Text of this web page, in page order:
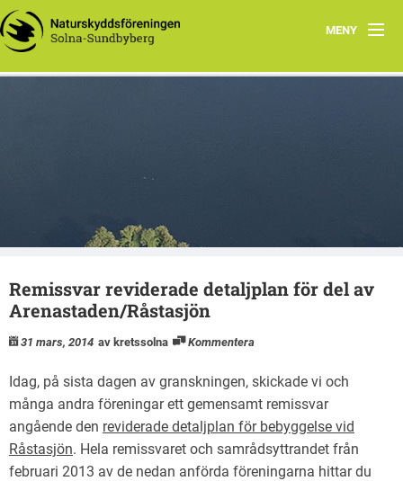
MENY
Hem
Dokument
Kontakta oss
Remissvar reviderade detaljplan för del av
Arenastaden/Råstasjön
31 mars, 2014 av kretssolna Kommentera
Idag, på sista dagen av granskningen, skickade vi och
många andra föreningar ett gemensamt remissvar
angående den reviderade detaljplan för bebyggelse vid
Råstasjön. Hela remissvaret och samrådsyttrandet från
februari 2013 av de nedan anförda föreningarna hittar du